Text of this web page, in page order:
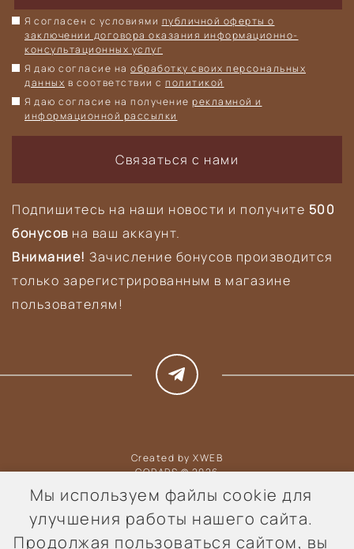
Я согласен с условиями публичной оферты о
заключении договора оказания информационно-
консультационных услуг
Я даю согласие на обработку своих персональных
данных в соответствии с политикой
Я даю согласие на получение рекламной и
информационной рассылки
Связаться с нами
Подпишитесь на наши новости и получите 500
бонусов на ваш аккаунт.
Внимание! Зачисление бонусов производится
только зарегистрированным в магазине
пользователям!
Created byXWEB
CORARS © 2026
Политика конфиденциальности
Согласие на обработку персональных данных
Согласие на получение рекламной рассылки
Мы используем файлы cookie для
улучшения работы нашего сайта.
Продолжая пользоваться сайтом, вы